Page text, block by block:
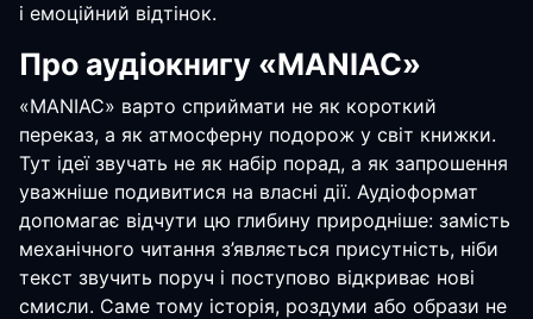
і емоційний відтінок.
Про аудіокнигу «MANIAC»
«MANIAC» варто сприймати не як короткий
переказ, а як атмосферну подорож у світ книжки.
Тут ідеї звучать не як набір порад, а як запрошення
уважніше подивитися на власні дії. Аудіоформат
допомагає відчути цю глибину природніше: замість
механічного читання з’являється присутність, ніби
текст звучить поруч і поступово відкриває нові
смисли. Саме тому історія, роздуми або образи не